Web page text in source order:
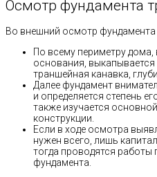
Осмотр фундамента
Во внешний осмотр фундамента
По всему периметру дома,
основания,
траншейная канавка,
Далее фундамент
и определяется степень
также изучается
конструкции.
Если в ходе осмотра
нужен всего, лишь
тогда проводятся работы
фундамента.